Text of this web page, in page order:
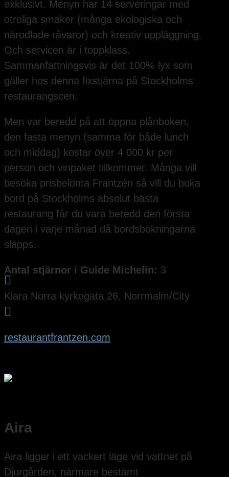
exklusivt. Menyn har 14 serveringar med
otroliga smaker (många ekologiska och
närodlade råvaror) och kreativ uppläggning.
Och servicen är i toppklass.
Sammanfattningsvis är det 100% lyx som
gäller hos denna fixstjärna på Stockholms
restaurangscen.
Men var beredd på att öppna plånboken,
den fasta menyn (samma för både lunch
och middag) kostar över 4 000 kr per
person och vinpaket tillkommer. Många vill
besöka prisbelönta Frantzén så vill du boka
bord på Stockholms absolut bästa
restaurang får du vara beredd den första
dagen i varje månad då bordsbokningarna
släpps.
Antal stjärnor i Guide Michelin: 3

Klara Norra kyrkogata 26, Norrmalm/City

restaurantfrantzen.com
Aira
Aira ligger i ett vackert läge vid vattnet på
Djurgården, närmare bestämt